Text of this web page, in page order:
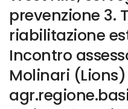
prevenzione 3.
riabilitazione
Incontro
Molinari (Lions)